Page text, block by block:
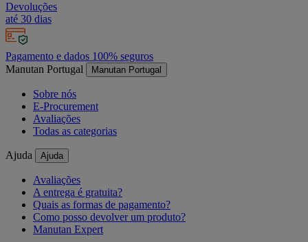
Devoluções
até 30 dias
Pagamento e dados 100% seguros
Manutan Portugal
Manutan Portugal
Sobre nós
E-Procurement
Avaliações
Todas as categorias
Ajuda Ajuda
Avaliações
A entrega é gratuita?
Quais as formas de pagamento?
Como posso devolver um produto?
Manutan Expert